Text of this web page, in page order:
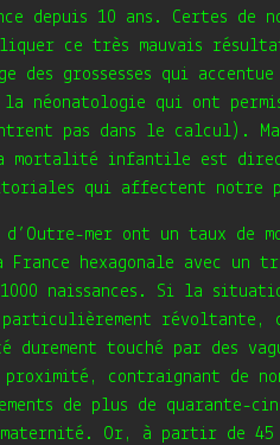
depuis 10 ans. Certes de
ce très mauvais
grossesses qui
néonatologie qui ont
pas dans le calcul).
mortalité infantile est
qui affectent notre
d’Outre-mer ont un taux
hexagonale avec un
1000 naissances. Si la
révoltante,
touché par des
contraignant de
de plus de quarante-
maternité. Or, à partir de